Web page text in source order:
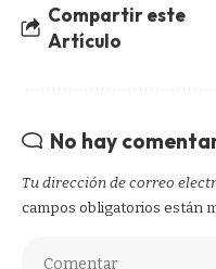
Compartir este
Artículo
No hay
Tu dirección de correo
campos obligatorios están